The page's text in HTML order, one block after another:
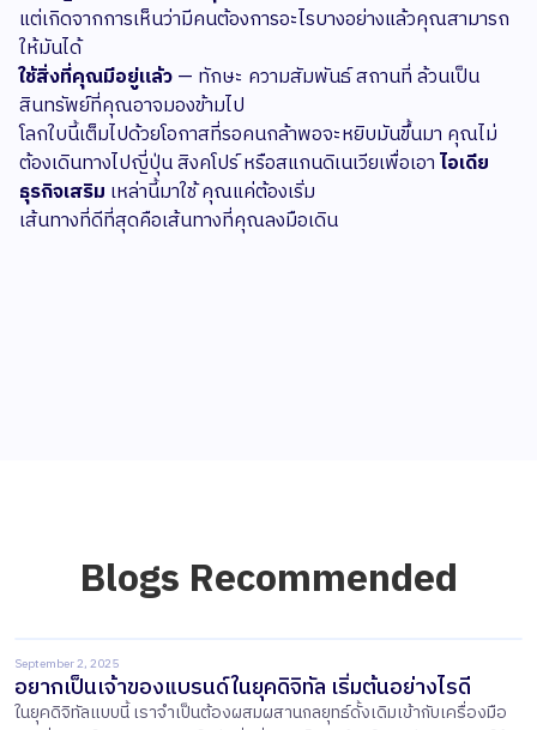
แต่เกิดจากการเห็นว่ามีคนต้องการอะไรบางอย่างแล้วคุณสามารถ
ให้มันได้
ใช้สิ่งที่คุณมีอยู่แล้ว— ทักษะ ความสัมพันธ์ สถานที่ ล้วนเป็น
สินทรัพย์ที่คุณอาจมองข้ามไป
โลกใบนี้เต็มไปด้วยโอกาสที่รอคนกล้าพอจะหยิบมันขึ้นมา คุณไม่
ต้องเดินทางไปญี่ปุ่น สิงคโปร์ หรือสแกนดิเนเวียเพื่อเอาไอเดีย
ธุรกิจเสริม เหล่านี้มาใช้ คุณแค่ต้องเริ่ม
เส้นทางที่ดีที่สุดคือเส้นทางที่คุณลงมือเดิน
Blogs Recommended
September 2, 2025
อยากเป็นเจ้าของแบรนด์ในยุคดิจิทัล เริ่มต้นอย่างไรดี
ในยุคดิจิทัลแบบนี้ เราจำเป็นต้องผสมผสานกลยุทธ์ดั้งเดิมเข้ากับเครื่องมือ